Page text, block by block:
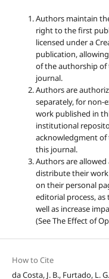
Authors maintain
right to the first
licensed under a
publication,
of the authorship
journal.
Authors are
separately, for non-
work published in
institutional
acknowledgment
this journal.
Authors are
distribute their
on their personal
editorial process,
well as increase
(See The Effect of
How to Cite
da Costa, J. B., Furtado, L.